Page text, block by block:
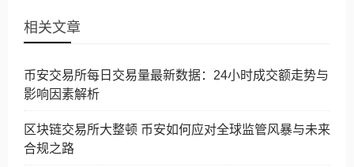
相关文章
币安交易所每日交易量最新数据：24小时成交额走势与
影响因素解析
区块链交易所大整顿 币安如何应对全球监管风暴与未来
合规之路